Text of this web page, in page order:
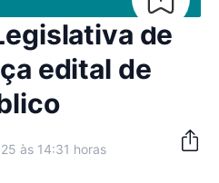
de
edital de
às 14:31 horas